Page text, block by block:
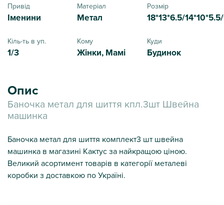
Привід
Іменини
Матеріал
Метал
Розмір
18*13*6.5/
Кіль-ть в уп.
1/3
Кому
Жінки, Мамі
Куди
Будинок
Опис
Баночка метал для шиття кпл.3шт Швейна
машинка
Баночка метал для шиття комплект3 шт швейна
машинка в магазині Кактус за найкращою ціною.
Великий асортимент товарів в категорії металеві
коробки з доставкою по Україні.